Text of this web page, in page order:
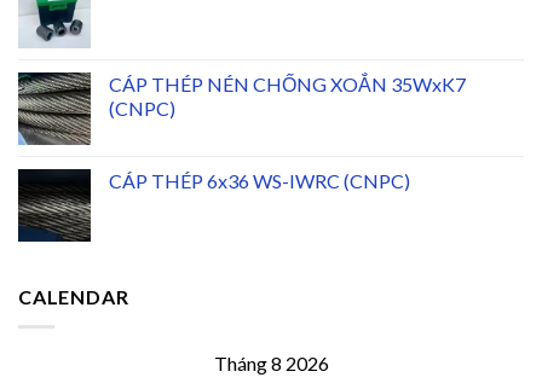
CÁP THÉP NÉN CHỐNG XOẮN 35WxK7
(CNPC)
CÁP THÉP 6x36 WS-IWRC (CNPC)
CALENDAR
Tháng 8 2026